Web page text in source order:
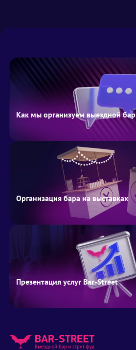
Как мы организуем выездной бар
Организация бара на выставках
Презентация услуг Bar-Street